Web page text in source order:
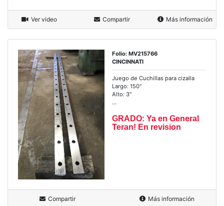
Ver video Compartir Más información
Folio: MV215766
CINCINNATI
Juego de Cuchillas para cizalla
Largo: 150"
Alto: 3"
...
GRADO: Ya en General
Teran! En revision
Compartir Más información